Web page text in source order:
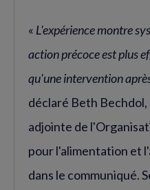
« L'expérience montre
action précoce est plus
qu'une intervention
déclaré Beth
adjointe de
pour l'alimentation et
dans le communiqué.